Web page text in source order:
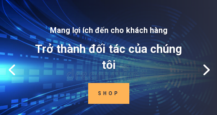
Mang lợi ích đến cho khách hàng
Trở thành đối tác của chúng
tôi
SHOP